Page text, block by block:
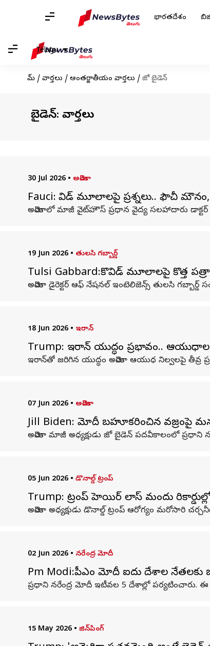
భారతదేశం
Telugu
హోమ్ / వార్తలు / అంతర్జాతీయం వార్తలు / జో బైడెన్
జో బైడెన్: వార్తలు
30 Jul 2026 • అమెరికా
Fauci: కోవిడ్ మూలాలపై ప్రశ్నలు.. ఫౌచీ
అమెరికాలో మాజీ వైట్‌హౌస్ ప్రధాన వైద్య సలహాదారు
19 Jun 2026 • తులసి గబ్బార్డ్
Tulsi Gabbard:కొవిడ్ మూలాలపై కొత్త
అమెరికా డైరెక్టర్ ఆఫ్ నేషనల్ ఇంటెలిజెన్స్ తులసి
18 Jun 2026 • ఇరాన్
Trump: ఇరాన్ యుద్ధం ప్రభావం..
ఇరాన్‌తో జరిగిన యుద్ధం అమెరికా ఆయుధ నిల్వలపై తీవ్ర
07 Jun 2026 • అమెరికా
Jill Biden: మోదీ బహూకరించిన వజ్రంపై
అమెరికా మాజీ అధ్యక్షుడు జో బైడెన్ పదవీకాలంలో ప్రధాని
05 Jun 2026 • డొనాల్డ్ ట్రంప్
Trump: ట్రంప్ హెయిర్ లాస్ మందు
అమెరికా అధ్యక్షుడు డొనాల్డ్ ట్రంప్ ఆరోగ్యం మరోసారి
02 Jun 2026 • నరేంద్ర మోదీ
Pm Modi:పీఎం మోదీ ఐదు దేశాల నేతలకు
ప్రధాని నరేంద్ర మోదీ ఇటీవల 5 దేశాల్లో పర్యటించారు.
15 May 2026 • జిన్‌పింగ్